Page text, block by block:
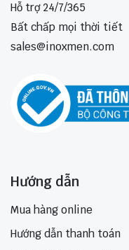
Hỗ trợ 24/7/365
Bất chấp mọi thời tiết
sales@inoxmen.com
Hướng dẫn
Mua hàng online
Hướng dẫn thanh toán